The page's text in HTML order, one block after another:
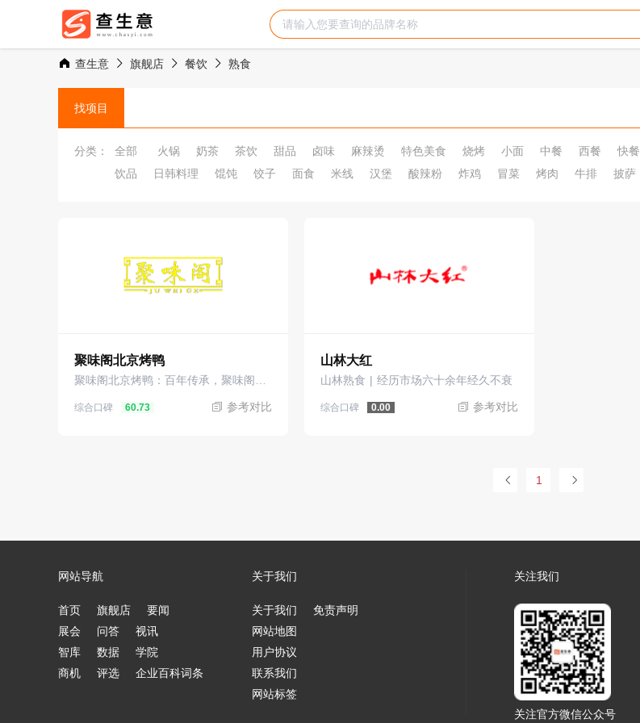
查生意 旗舰店 餐饮 熟食
找项目
分类： 全部 火锅 奶茶 茶饮 甜品 卤味 麻辣烫 特色美食 烧烤 小面 中餐 西餐 快餐
饮品
日韩料理 馄饨 饺子 面食 米线 汉堡 酸辣粉 炸鸡 冒菜 烤肉 牛排 披萨
聚味阁北京烤鸭
综合口碑 60.73 参考对比
山林大红
山林熟食 | 经历市场六十余年经久不衰
综合口碑 0.00 参考对比
1
网站导航
首页 旗舰店
要闻
展会
问答
视讯
智库
数据
学院
商机
评选 企业百科词条
关于我们
关于我们
免责声明
网站地图
用户协议
联系我们
网站标签
关注我们
关注官方微信公众号